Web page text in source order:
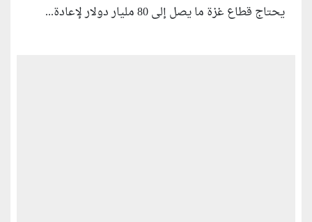
يحتاج قطاع غزة ما يصل إلى 80 مليار دولار لإعادة...